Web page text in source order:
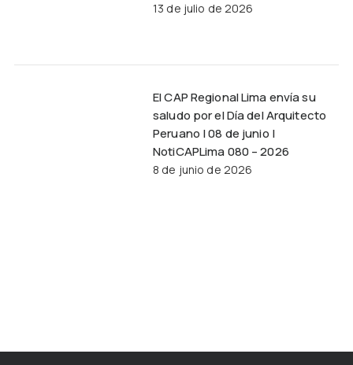
13 de julio de 2026
El CAP Regional Lima envía su
saludo por el Día del Arquitecto
Peruano | 08 de junio |
NotiCAPLima 080 – 2026
8 de junio de 2026